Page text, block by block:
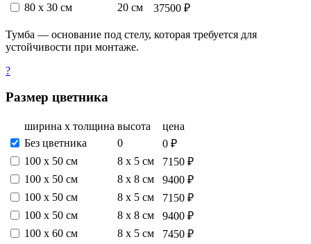
80 х 30 см
20 см 37500 ₽
Тумба — основание под стелу, которая требуется для
устойчивости при монтаже.
?
Размер цветника
ширина х толщина высота
цена
Без цветника
0
0 ₽
100 х 50 см
8 х 5 см
7150 ₽
100 х 50 см
8 х 8 см
9400 ₽
100 х 50 см
8 х 5 см
7150 ₽
100 х 50 см
8 х 8 см
9400 ₽
100 х 60 см
8 х 5 см
7450 ₽